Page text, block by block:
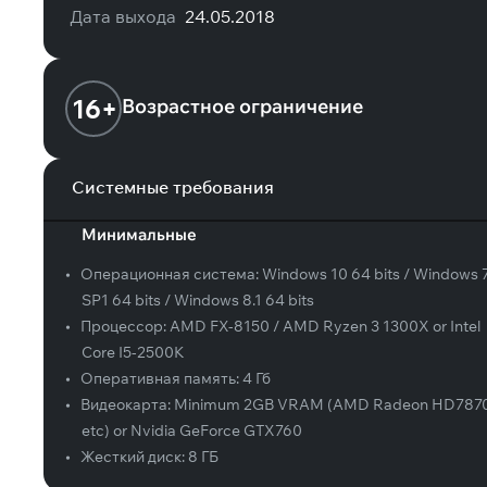
Дата выхода 24.05.2018
16+ Возрастное ограничение
Системные требования
Минимальные
• Операционная система:Windows 10 64 bits / Windows
SP1 64 bits / Windows 8.1 64 bits
•
Процессор:AMD FX-8150 / AMD Ryzen 3 1300X or Intel
Core I5-2500K
•
Оперативная память:4 Гб
•
Видеокарта: Minimum 2GB VRAM (AMD Radeon
etc) or Nvidia GeForce GTX760
•
Жесткий диск: 8 ГБ